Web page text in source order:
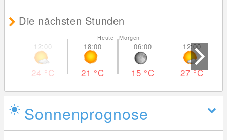
Die nächsten Stunden
24 °C 21 °C
Heute Morgen
15 °C 27°C
Sonnenprognose